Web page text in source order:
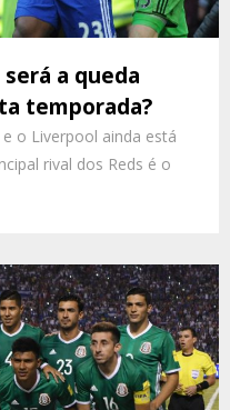
a queda
temporada?
o Liverpool ainda está
rival dos Reds é o